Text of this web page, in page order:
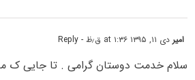
امیردی ۱۱, ۱۳۹۵ at ۱:۳۶ ق٫ظ - Reply
سلام خدمت دوستان گرامی . تا جایی ک